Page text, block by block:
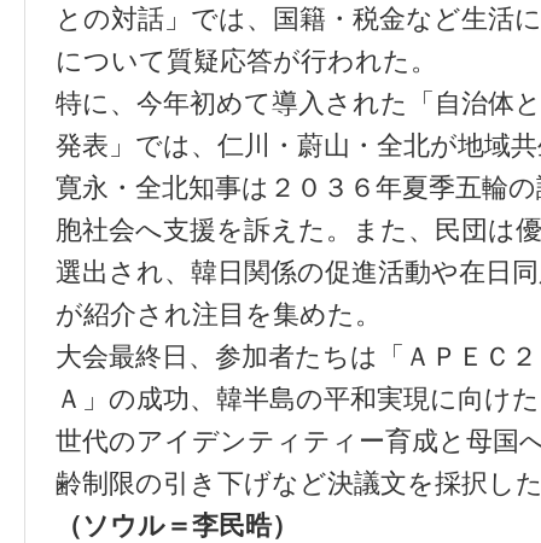
との対話」では、国籍・税金など生活
について質疑応答が行われた。
特に、今年初めて導入された「自治体
発表」では、仁川・蔚山・全北が地域
寛永・全北知事は２０３６年夏季五輪
胞社会へ支援を訴えた。また、民団は
選出され、韓日関係の促進活動や在日
が紹介され注目を集めた。
大会最終日、参加者たちは「ＡＰＥＣ
Ａ」の成功、韓半島の平和実現に向け
世代のアイデンティティー育成と母国
齢制限の引き下げなど決議文を採択し
（ソウル＝李民晧）